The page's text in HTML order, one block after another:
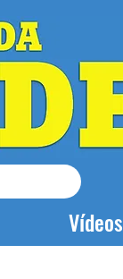
Vídeos